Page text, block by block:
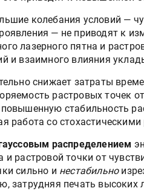
колебания условий —
— не приводят к
лазерного пятна и
и взаимного влияния
снижает затраты
растровых точек
стабильность
работа со
распределением
и растровой точки от
сильно и нестабильно
затрудняя печать